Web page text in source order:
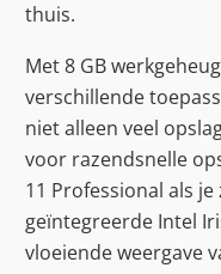
thuis.
Met 8 GB
verschillende
niet alleen veel
voor razendsnelle
11 Professional als
geïntegreerde Intel
vloeiende weergave